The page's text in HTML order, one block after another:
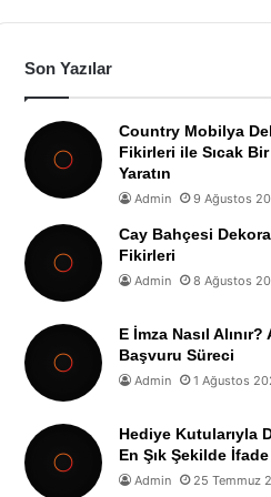
Son Yazılar
Country Mobilya
Fikirleri ile Sıcak
Yaratın
Admin 9 Ağustos
Cay Bahçesi
Fikirleri
Admin 8 Ağustos
E İmza Nasıl Alınır?
Başvuru Süreci
Admin 1 Ağustos
Hediye Kutularıyla
En Şık Şekilde
Admin 25 Temmuz